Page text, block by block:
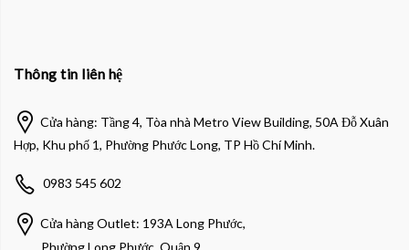
Thông tin liên hệ
Cửa hàng: Tầng 4, Tòa nhà Metro View Building, 50A Đỗ Xuân
Hợp, Khu phố 1, Phường Phước Long, TP Hồ Chí Minh.
0983 545 602
Cửa hàng Outlet: 193A Long Phước,
Phường Long Phước, Quận 9,